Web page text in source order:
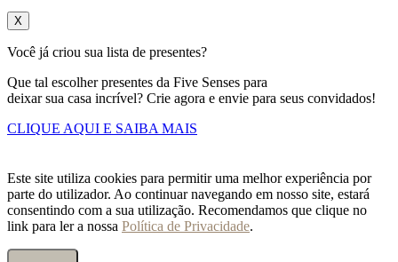
X
Você já criou sua lista de presentes?
Que tal escolher presentes da Five Senses para
deixar sua casa incrível? Crie agora e envie para seus convidados!
CLIQUE AQUI E SAIBA MAIS
Este site utiliza cookies para permitir uma melhor experiência por
parte do utilizador. Ao continuar navegando em nosso site, estará
consentindo com a sua utilização. Recomendamos que clique no
link para ler a nossa Política de Privacidade.